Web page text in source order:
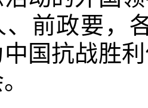
、前政要，
国抗战胜